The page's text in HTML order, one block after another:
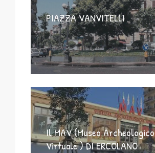
PIAZZA VANVITELLI
Il MAV (Museo Archeologico
Virtuale ) DI ERCOLANO